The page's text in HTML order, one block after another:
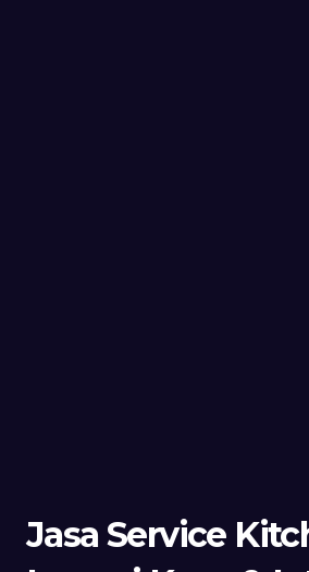
Jasa Service